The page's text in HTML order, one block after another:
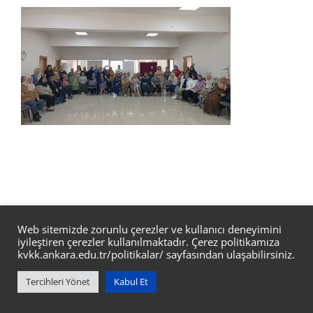
Ankara Üniversitesi Gümüşdere 60. Yıl Yerleşkesi Yavuz Sultan
Selim Blv. No: 37/15 Keçiören/ANKARA/TÜRKİYE
Web sitemizde zorunlu çerezler ve kullanıcı deneyimini
iyileştiren çerezler kullanılmaktadır. Çerez politikamıza
kvkk.ankara.edu.tr/politikalar/ sayfasından ulaşabilirsiniz.
Tercihleri Yönet Kabul Et